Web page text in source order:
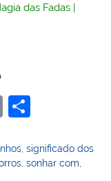
das Fadas |
Pr
t
ar
e
,significado dos
,sonhar com